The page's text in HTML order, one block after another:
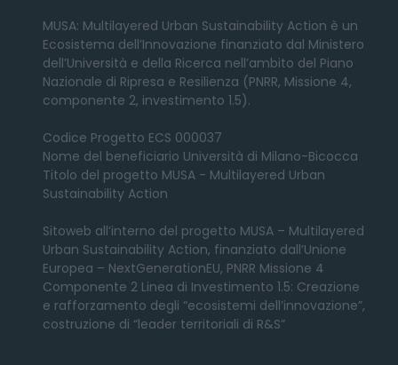
MUSA: Multilayered Urban Sustainability Action è un
Ecosistema dell’Innovazione finanziato dal Ministero
dell’Università e della Ricerca nell’ambito del Piano
Nazionale di Ripresa e Resilienza (PNRR, Missione 4,
componente 2, investimento 1.5).
Codice Progetto ECS 000037
Nome del beneficiario Università di Milano-Bicocca
Titolo del progetto MUSA - Multilayered Urban
Sustainability Action
Sitoweb all’interno del progetto MUSA – Multilayered
Urban Sustainability Action, finanziato dall’Unione
Europea – NextGenerationEU, PNRR Missione 4
Componente 2 Linea di Investimento 1.5: Creazione
e rafforzamento degli “ecosistemi dell’innovazione”,
costruzione di “leader territoriali di R&S”